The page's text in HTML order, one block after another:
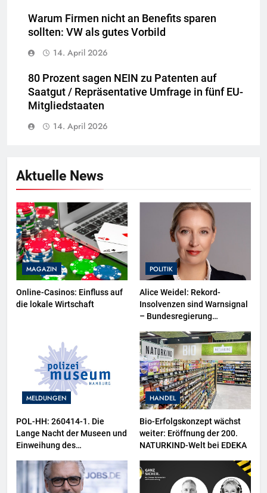
Warum Firmen nicht an Benefits sparen
sollten: VW als gutes Vorbild
14. April 2026
80 Prozent sagen NEIN zu Patenten auf
Saatgut / Repräsentative Umfrage in fünf EU-
Mitgliedstaaten
14. April 2026
Aktuelle News
MAGAZIN
Online-Casinos: Einfluss auf
die lokale Wirtschaft
POLITIK
Alice Weidel: Rekord-
Insolvenzen sind Warnsignal
– Bundesregierung
Wirtschaftskrise
MELDUNGEN
POL-HH: 260414-1. Die
Lange Nacht der Museen und
Einweihung des
sowie neuer
Ausstellungsbereiche im
HANDEL
Bio-Erfolgskonzept wächst
weiter: Eröffnung der 200.
NATURKIND-Welt bei EDEKA